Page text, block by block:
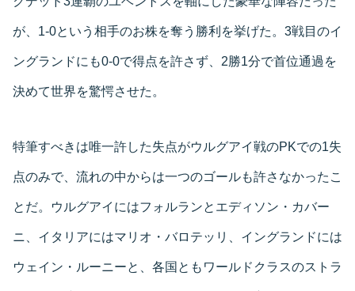
が、1-0という相手のお株を奪う勝利を挙げた。3戦目のイ
ングランドにも0-0で得点を許さず、2勝1分で首位通過を
決めて世界を驚愕させた。
特筆すべきは唯一許した失点がウルグアイ戦のPKでの1失
点のみで、流れの中からは一つのゴールも許さなかったこ
とだ。ウルグアイにはフォルランとエディソン・カバー
ニ、イタリアにはマリオ・バロテッリ、イングランドには
ウェイン・ルーニーと、各国ともワールドクラスのストラ